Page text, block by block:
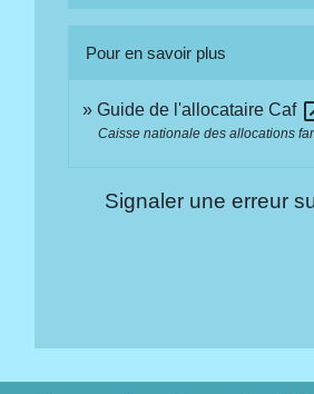
Pour en savoir plus
Guide de l'allocataire Caf
Caisse nationale des allocations
Signaler une erreur